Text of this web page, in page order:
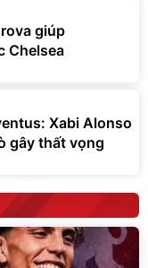
giúp
Chelsea
Xabi Alonso
gây thất vọng